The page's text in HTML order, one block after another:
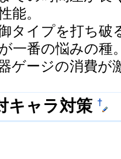
能。
タイプを打ち破
一番の悩みの種
ゲージの消費が
キャラ対策 †